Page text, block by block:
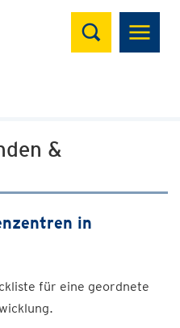
Suchen
&
in
für eine geordnete